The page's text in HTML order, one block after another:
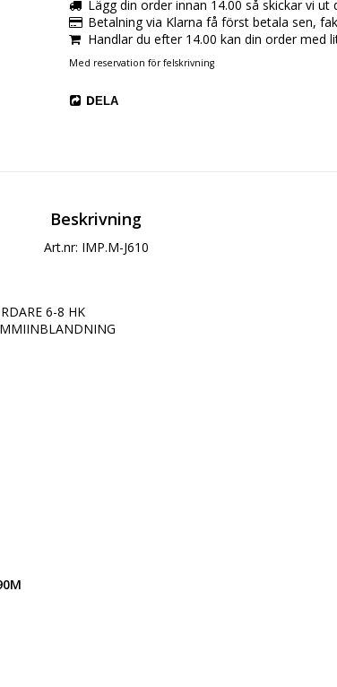
Lägg din order innan 14.00 så skickar vi
Betalning via Klarna få först betala sen,
Handlar du efter 14.00 kan din order med
Med reservation för felskrivning
DELA
Beskrivning
Art.nr: IMP.M-J610
6-8 HK